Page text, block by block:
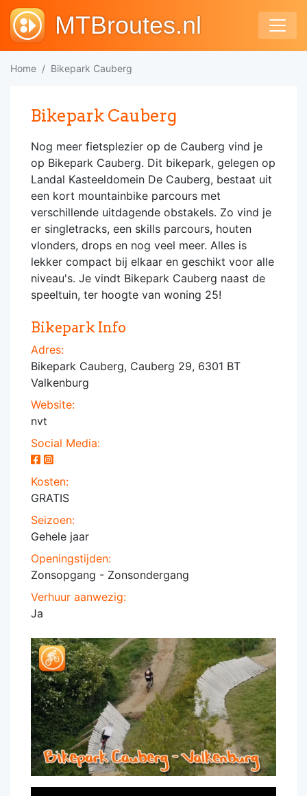
MTBroutes.nl
Home Bikepark Cauberg
Bikepark Cauberg
Nog meer fietsplezier op de Cauberg vind je
op Bikepark Cauberg. Dit bikepark, gelegen op
Landal Kasteeldomein De Cauberg, bestaat uit
een kort mountainbike parcours met
verschillende uitdagende obstakels. Zo vind je
er singletracks, een skills parcours, houten
vlonders, drops en nog veel meer. Alles is
lekker compact bij elkaar en geschikt voor alle
niveau's. Je vindt Bikepark Cauberg naast de
speeltuin, ter hoogte van woning 25!
Bikepark Info
Adres:
Bikepark Cauberg, Cauberg 29, 6301 BT
Valkenburg
Website:
nvt
Social Media:
Kosten:
GRATIS
Seizoen:
Gehele jaar
Openingstijden:
Zonsopgang - Zonsondergang
Verhuur aanwezig:
Ja